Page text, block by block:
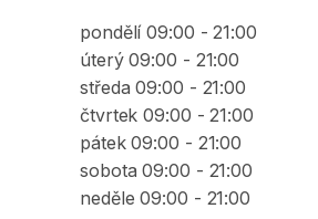
pondělí 09:00 - 21:00
úterý 09:00 - 21:00
středa 09:00 - 21:00
čtvrtek 09:00 - 21:00
pátek 09:00 - 21:00
sobota 09:00 - 21:00
neděle 09:00 - 21:00